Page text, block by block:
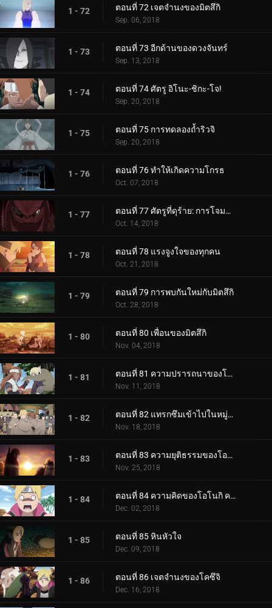
1 - 72 ตอนที่ 72 เจตจำนงของมิตสึกิ
Sep. 06, 2018
1 - 73 ตอนที่ 73 อีกด้านของดวงจันทร์
Sep. 13, 2018
1 - 74 ตอนที่ 74 ศัตรู อิโนะ-ชิกะ-โจ!
Sep. 20, 2018
1 - 75 ตอนที่ 75 การทดลองถ้ำริวจิ
Sep. 20, 2018
1 - 76 ตอนที่ 76 ทำให้เกิดความโกรธ
Oct. 07, 2018
1 - 77 ตอนที่ 77 ศัตรูที่ดุร้าย: การโจมตีอันดุร้ายของการาก้า!
Oct. 14, 2018
1 - 78 ตอนที่ 78 แรงจูงใจของทุกคน
Oct. 21, 2018
1 - 79 ตอนที่ 79 การพบกันใหม่กับมิตสึกิ
Oct. 28, 2018
1 - 80 ตอนที่ 80 เพื่อนของมิตสึกิ
Nov. 04, 2018
1 - 81 ตอนที่ 81 ความปรารถนาของโบรูโตะ
Nov. 11, 2018
1 - 82 ตอนที่ 82 แทรกซึมเข้าไปในหมู่บ้านหินที่ซ่อนอยู่
Nov. 18, 2018
1 - 83 ตอนที่ 83 ความยุติธรรมของโอโนกิ
Nov. 25, 2018
1 - 84 ตอนที่ 84 ความคิดของโอโนกิ ความคิดของคู
Dec. 02, 2018
1 - 85 ตอนที่ 85 หินหัวใจ
Dec. 09, 2018
1 - 86 ตอนที่ 86 เจตจำนงของโคซึจิ
Dec. 16, 2018